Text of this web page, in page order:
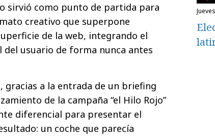
sirvió como punto de partida para
creativo que superpone
de la web, integrando el
usuario de forma nunca antes
a la entrada de un briefing
de la campaña “el Hilo Rojo”
diferencial para presentar el
un coche que parecía